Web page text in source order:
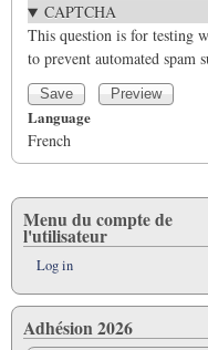
CAPTCHA
This question is for testing
to prevent automated spam
Language
French
Menu du compte de
l'utilisateur
Log in
Adhésion 2026